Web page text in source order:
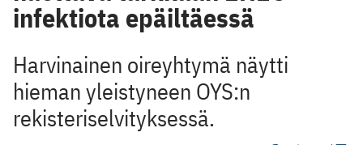
infektiota epäiltäessä
Harvinainen oireyhtymä näytti
hieman yleistyneen OYS:n
rekisteriselvityksessä.